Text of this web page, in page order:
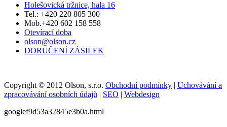
Holešovická tržnice, hala 16
Tel.: +420 220 805 300
Mob.+420 602 158 558
Otevírací doba
olson@olson.cz
DORUČENÍ ZÁSILEK
Copyright © 2012 Olson, s.r.o. Obchodní podmínky | Uchovávání a
zpracovávání osobních údajů | SEO | Webdesign
googlef9d53a32845e3b0a.html